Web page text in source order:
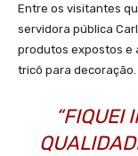
Entre os visitantes
servidora pública
produtos expostos e
tricô para decoração.
“FIQUEI